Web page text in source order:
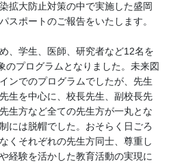
拡大防止対策の中で実施した盛岡
スポートのご報告をいたします。
、学生、医師、研究者など12名を
のプログラムとなりました。未来図
ンでのプログラムでしたが、先生
生を中心に、校長先生、副校長先
生方など全ての先生方が一丸とな
には脱帽でした。おそらく日ごろ
くそれぞれの先生方同士、尊重し
経験を活かした教育活動の実現に